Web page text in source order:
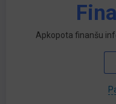
Apkopota finanšu